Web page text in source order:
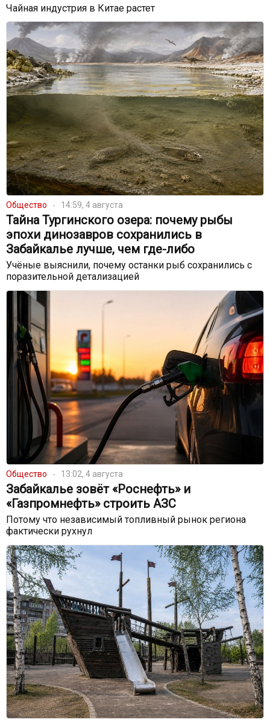
Чайная индустрия в Китае растет
Общество 14:59, 4 августа
Тайна Тургинского озера: почему рыбы
эпохи динозавров сохранились в
Забайкалье лучше, чем где-либо
Учёные выяснили, почему останки рыб сохранились с
поразительной детализацией
Общество 13:02, 4 августа
Забайкалье зовёт «Роснефть» и
«Газпромнефть» строить АЗС
Потому что независимый топливный рынок региона
фактически рухнул